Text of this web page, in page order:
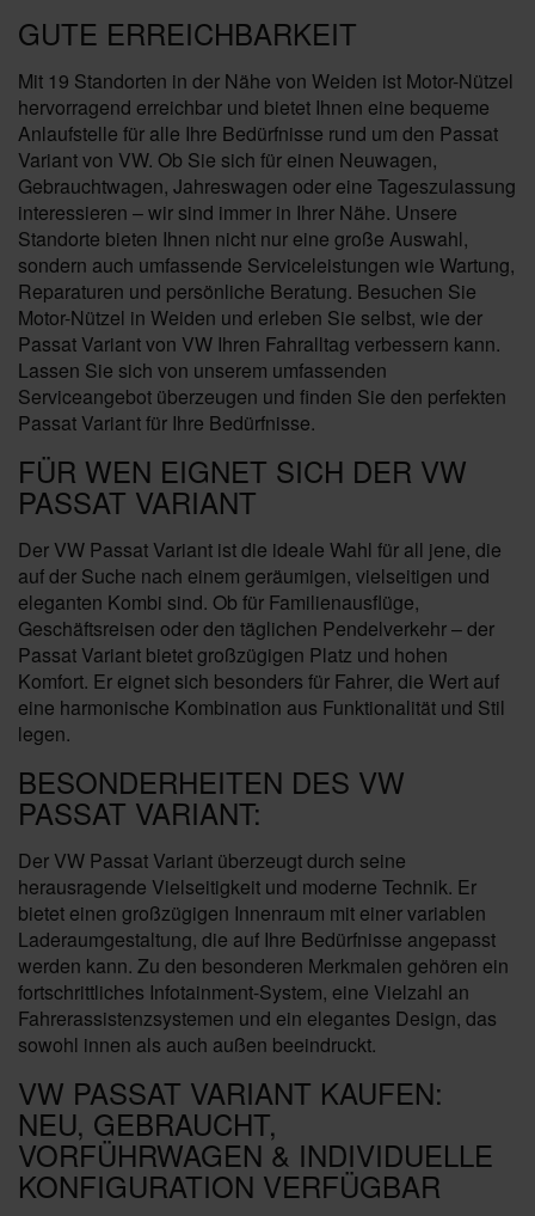
GUTE ERREICHBARKEIT
Mit 19 Standorten in der Nähe von Weiden ist Motor-Nützel
hervorragend erreichbar und bietet Ihnen eine bequeme
Anlaufstelle für alle Ihre Bedürfnisse rund um den Passat
Variant von VW. Ob Sie sich für einen Neuwagen,
Gebrauchtwagen, Jahreswagen oder eine Tageszulassung
interessieren – wir sind immer in Ihrer Nähe. Unsere
Standorte bieten Ihnen nicht nur eine große Auswahl,
sondern auch umfassende Serviceleistungen wie Wartung,
Reparaturen und persönliche Beratung. Besuchen Sie
Motor-Nützel in Weiden und erleben Sie selbst, wie der
Passat Variant von VW Ihren Fahralltag verbessern kann.
Lassen Sie sich von unserem umfassenden
Serviceangebot überzeugen und finden Sie den perfekten
Passat Variant für Ihre Bedürfnisse.
FÜR WEN EIGNET SICH DER VW
PASSAT VARIANT
Der VW Passat Variant ist die ideale Wahl für all jene, die
auf der Suche nach einem geräumigen, vielseitigen und
eleganten Kombi sind. Ob für Familienausflüge,
Geschäftsreisen oder den täglichen Pendelverkehr – der
Passat Variant bietet großzügigen Platz und hohen
Komfort. Er eignet sich besonders für Fahrer, die Wert auf
eine harmonische Kombination aus Funktionalität und Stil
legen.
BESONDERHEITEN DES VW
PASSAT VARIANT:
Der VW Passat Variant überzeugt durch seine
herausragende Vielseitigkeit und moderne Technik. Er
bietet einen großzügigen Innenraum mit einer variablen
Laderaumgestaltung, die auf Ihre Bedürfnisse angepasst
werden kann. Zu den besonderen Merkmalen gehören ein
fortschrittliches Infotainment-System, eine Vielzahl an
Fahrerassistenzsystemen und ein elegantes Design, das
sowohl innen als auch außen beeindruckt.
VW PASSAT VARIANT KAUFEN:
NEU, GEBRAUCHT,
VORFÜHRWAGEN & INDIVIDUELLE
KONFIGURATION VERFÜGBAR